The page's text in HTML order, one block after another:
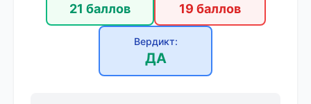
21 баллов 19 баллов
Вердикт:
ДА